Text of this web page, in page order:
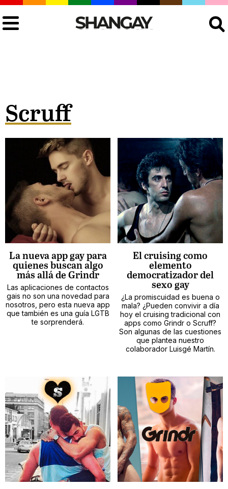
Scruff
La nueva app gay para
quienes buscan algo
más allá de Grindr
Las aplicaciones de contactos
gais no son una novedad para
nosotros, pero esta nueva app
que también es una guía LGTB
te sorprenderá.
El cruising como
elemento
democratizador del
sexo gay
¿La promiscuidad es buena o
mala? ¿Pueden convivir a día
hoy el cruising tradicional con
apps como Grindr o Scruff?
Son algunas de las cuestiones
que plantea nuestro
colaborador Luisgé Martín.